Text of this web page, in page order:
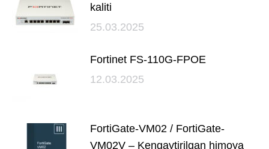
kaliti
25.03.2025
Fortinet FS-110G-FPOE
12.03.2025
FortiGate-VM02 / FortiGate-
VM02V – Kengaytirilgan himoya